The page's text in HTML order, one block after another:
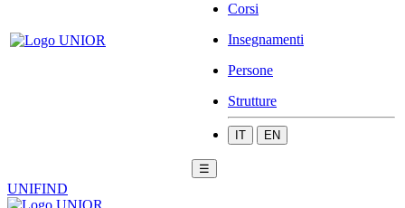
Corsi
Insegnamenti
Persone
Strutture
IT EN
☰
UNIFIND